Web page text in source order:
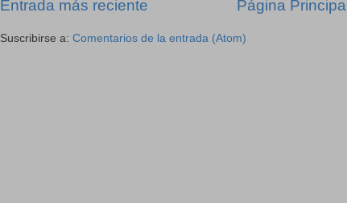
Entrada más reciente Página Principal
Suscribirse a: Comentarios de la entrada (Atom)